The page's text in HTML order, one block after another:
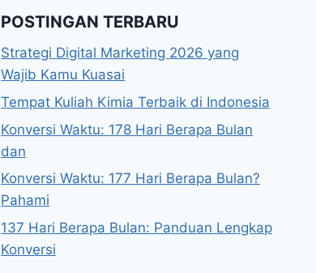
POSTINGAN TERBARU
Strategi Digital Marketing 2026 yang
Wajib Kamu Kuasai
Tempat Kuliah Kimia Terbaik di Indonesia
Konversi Waktu: 178 Hari Berapa Bulan
dan
Konversi Waktu: 177 Hari Berapa Bulan?
Pahami
137 Hari Berapa Bulan: Panduan Lengkap
Konversi